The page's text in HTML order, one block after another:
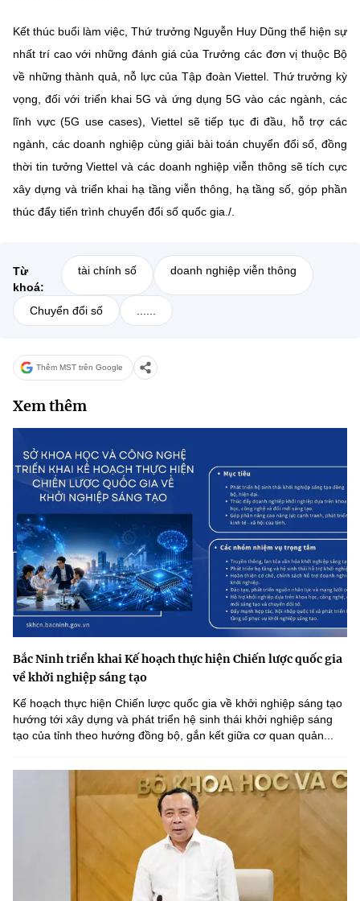
Kết thúc buổi làm việc, Thứ trưởng Nguyễn Huy Dũng thể hiện sự
nhất trí cao với những đánh giá của Trưởng các đơn vị thuộc Bộ
về những thành quả, nỗ lực của Tập đoàn Viettel. Thứ trưởng kỳ
vọng, đối với triển khai 5G và ứng dụng 5G vào các ngành, các
lĩnh vực (5G use cases), Viettel sẽ tiếp tục đi đầu, hỗ trợ các
ngành, các doanh nghiệp cùng giải bài toán chuyển đổi số, đồng
thời tin tưởng Viettel và các doanh nghiệp viễn thông sẽ tích cực
xây dựng và triển khai hạ tầng viễn thông, hạ tầng số, góp phần
thúc đẩy tiến trình chuyển đổi số quốc gia./.
Từ
khoá:
tài chính số doanh nghiệp viễn thông
Chuyển đổi số
Thêm MST trên Google
Xem thêm
Bắc Ninh triển khai Kế hoạch thực hiện Chiến lược quốc gia
về khởi nghiệp sáng tạo
Kế hoạch thực hiện Chiến lược quốc gia về khởi nghiệp sáng tạo
hướng tới xây dựng và phát triển hệ sinh thái khởi nghiệp sáng
tạo của tỉnh theo hướng đồng bộ, gắn kết giữa cơ quan quản...